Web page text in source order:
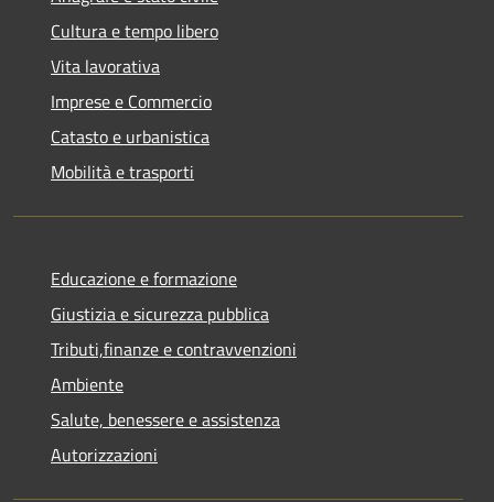
Cultura e tempo libero
Vita lavorativa
Imprese e Commercio
Catasto e urbanistica
Mobilità e trasporti
Educazione e formazione
Giustizia e sicurezza pubblica
Tributi,finanze e contravvenzioni
Ambiente
Salute, benessere e assistenza
Autorizzazioni